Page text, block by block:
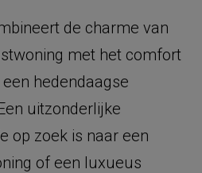
de charme van
met het comfort
hedendaagse
uitzonderlijke
op zoek is naar een
of een luxueus